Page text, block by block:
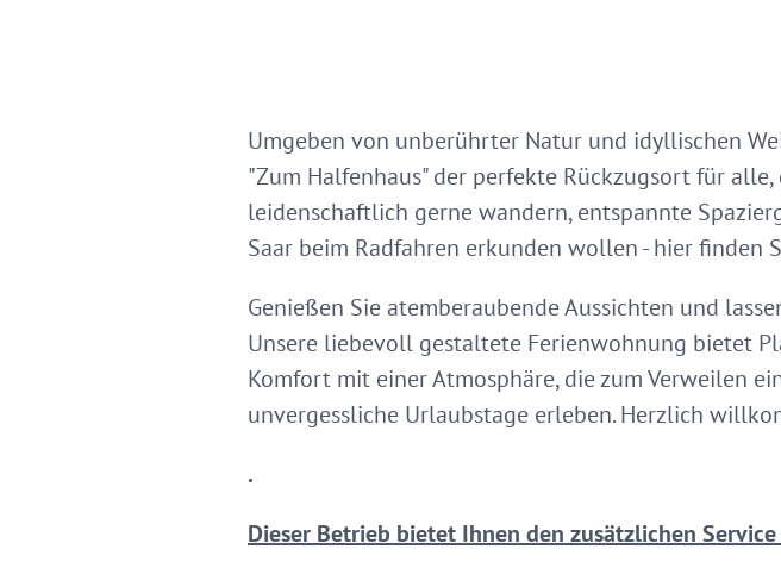
Umgeben von unberührter Natur und idyllischen
"Zum Halfenhaus" der perfekte Rückzugsort für
leidenschaftlich gerne wandern, entspannte
Saar beim Radfahren erkunden wollen - hier finden
Genießen Sie atemberaubende Aussichten und
Unsere liebevoll gestaltete Ferienwohnung bietet
Komfort mit einer Atmosphäre, die zum Verweilen
unvergessliche Urlaubstage erleben. Herzlich
.
Dieser Betrieb bietet Ihnen den zusätzlichen